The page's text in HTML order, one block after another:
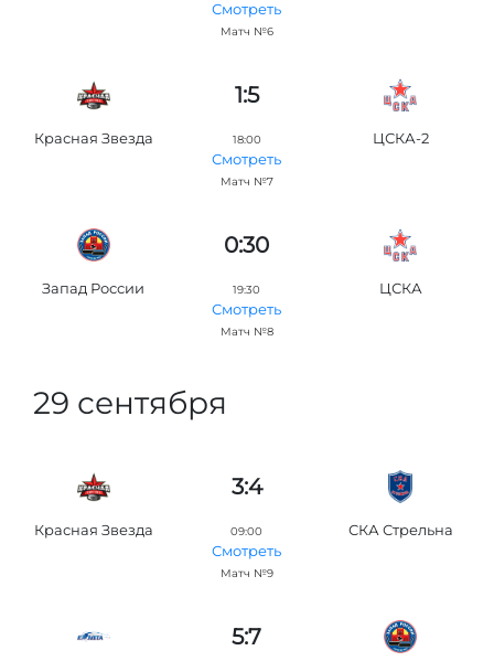
Смотреть
Матч №6
1:5
Красная Звезда 18:00
Смотреть
Матч №7
ЦСКА-2
0:30
Запад России 19:30
Смотреть
Матч №8
ЦСКА
29 сентября
3:4
Красная Звезда 09:00
Смотреть
Матч №9
СКА Стрельна
5:7